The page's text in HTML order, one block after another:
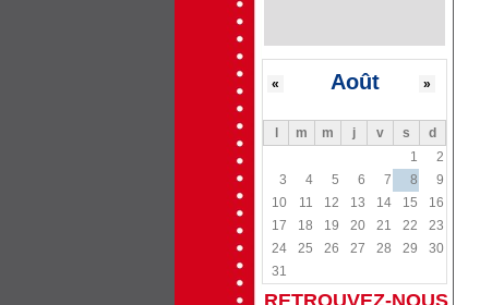
Août
« »
m m j v s
d
1
2
3
4 5 6 7 8
9
10
11 12 13 14 15
16
17
18 19 20 21 22
23
24
25 26 27 28 29
30
31